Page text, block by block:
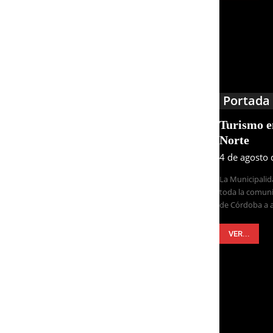
Portada
Turismo
Norte
4 de agosto
La
toda la
de Córdoba a
VER...